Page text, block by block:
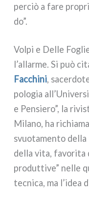
per­ciò a fare
do”.
Volpi e Delle
l’allarme. Si può
Facchini,
po­lo­gia
e Pensiero”, la
Milano, ha
svuo­ta­men­to
del­la vita,
pro­dut­ti­ve” nel­le
tec­ni­ca, ma l’idea